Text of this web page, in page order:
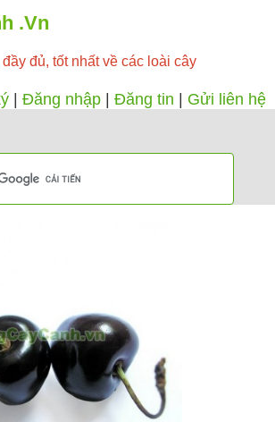
.Vn
đủ, tốt nhất về các loài cây
Đăng nhập Đăng tin Gửi liên hệ